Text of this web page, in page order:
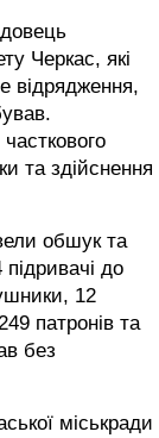
Черкас, які
відрядження,
та здійснення
обшук та
до
12
патронів та
без
міськради